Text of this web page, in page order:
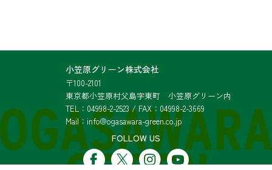
小笠原グリーン株式会社
〒100-2101
東京都小笠原村父島字東町 小笠原グリーン内
TEL：04998-2-2523 / FAX：04998-2-3669
Mail：info@ogasawara-green.co.jp
FOLLOW US